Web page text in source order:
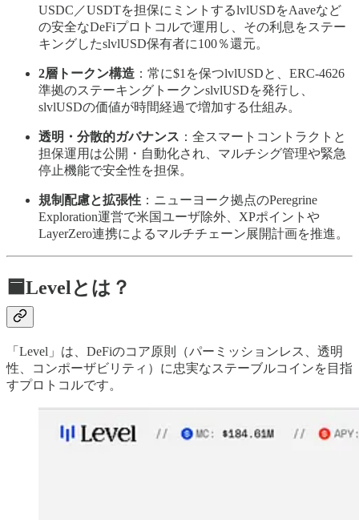
USDC／USDTを担保にミントするlvlUSDをAaveなど
の安全なDeFiプロトコルで運用し、その利息をステー
キングしたslvlUSD保有者に100％還元。
2層トークン構造 ：常に$1を保つlvlUSDと、ERC-4626
準拠のステーキングトークンslvlUSDを発行し、
slvlUSDの価値が時間経過で増加する仕組み。
透明・分散的ガバナンス ：全スマートコントラクトと
担保運用は公開・自動化され、マルチシグ管理や緊急
停止機能で安全性を担保。
規制配慮と拡張性 ：ニューヨーク拠点のPeregrine
Exploration運営で米国ユーザ除外、XPポイントや
LayerZero連携によるマルチチェーン展開計画を推進。
🟦Levelとは？
「Level」は、DeFiのコア原則（パーミッションレス、透明
性、コンポーザビリティ）に忠実なステーブルコインを目指
すプロトコルです。